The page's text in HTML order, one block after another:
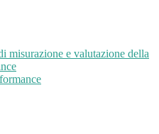
misurazione e valutazione della